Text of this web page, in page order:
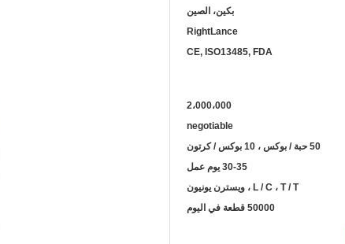
بكين، الصين
RightLance
CE, ISO13485, FDA
2،000،000
negotiable
50 حبة / بوكس ​​، 10 بوكس ​​/ كرتون
30-35 يوم عمل
L / C ، T / T ، ويسترن يونيون
50000 قطعة في اليوم